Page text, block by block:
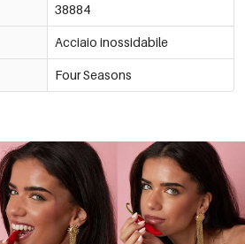
38884
Acciaio inossidabile
Four Seasons